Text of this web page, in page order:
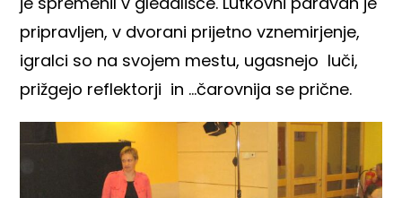
pripravljen, v dvorani prijetno vznemirjenje,
igralci so na svojem mestu, ugasnejo luči,
prižgejo reflektorji in …čarovnija se prične.